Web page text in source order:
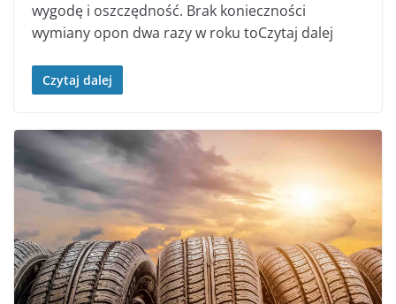
wygodę i oszczędność. Brak konieczności
wymiany opon dwa razy w roku toCzytaj dalej
Czytaj dalej